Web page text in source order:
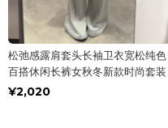
松弛感露肩套头长袖卫衣宽松纯色
百搭休闲长裤女秋冬新款时尚套装
¥2,020